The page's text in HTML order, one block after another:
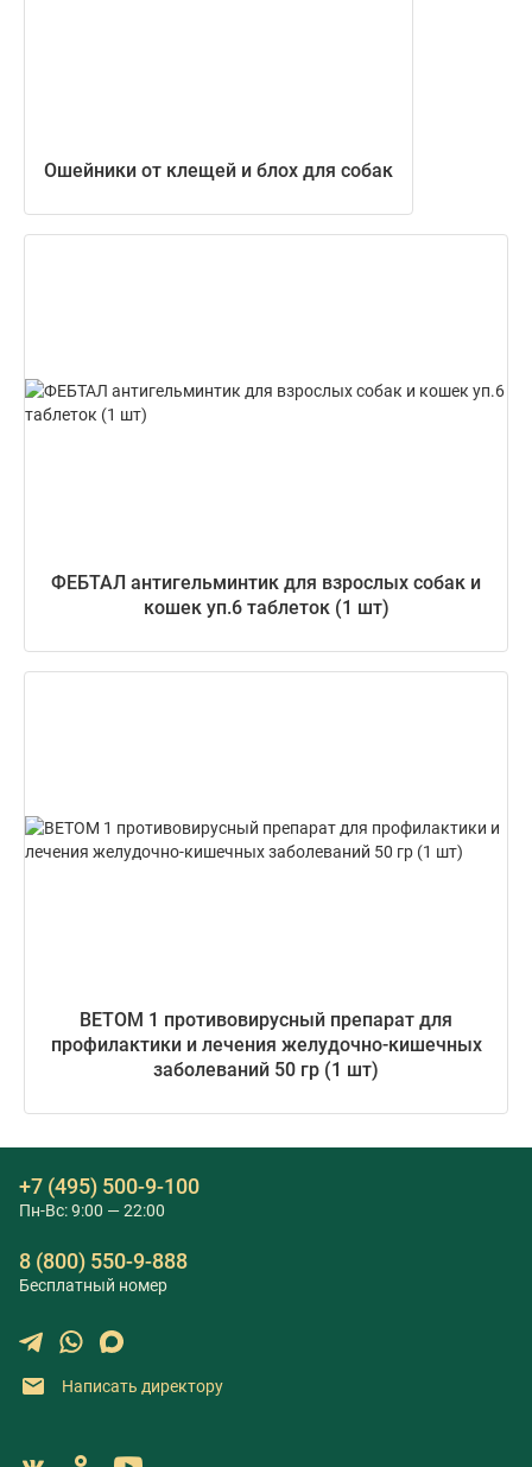
Ошейники от клещей и блох для собак
ФЕБТАЛ антигельминтик для взрослых собак и
кошек уп.6 таблеток (1 шт)
ВЕТОМ 1 противовирусный препарат для
профилактики и лечения желудочно-кишечных
заболеваний 50 гр (1 шт)
+7 (495) 500-9-100
Пн-Вс: 9:00 — 22:00
8 (800) 550-9-888
Бесплатный номер
Написать директору